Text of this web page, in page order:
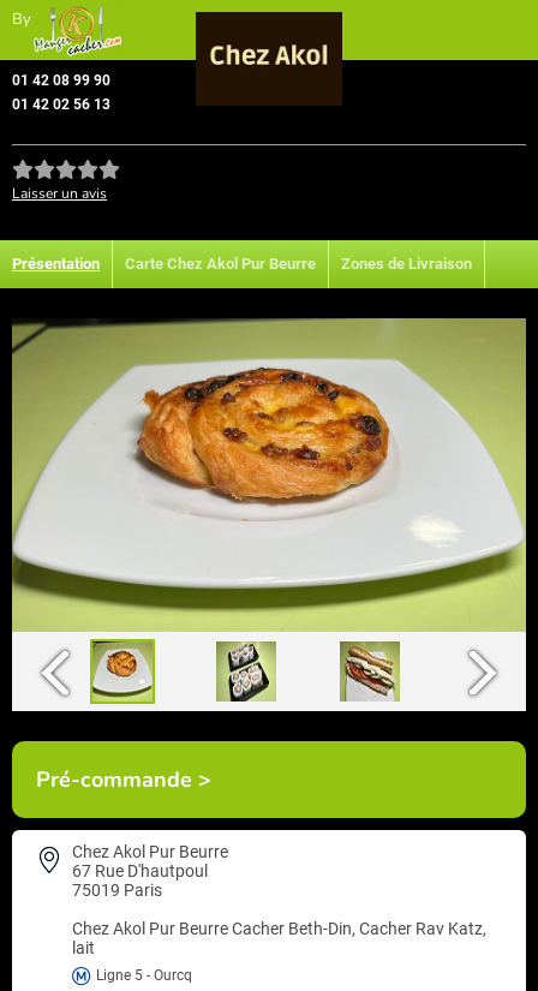
By
01 42 08 99 90
01 42 02 56 13
Laisser un avis
Présentation Carte Chez Akol Pur Beurre Zones de Livraison
Pré-commande >
Chez Akol Pur Beurre
67 Rue D'hautpoul
75019 Paris
Chez Akol Pur BeurreCacher Beth-Din, Cacher Rav Katz,
lait
Ligne 5 - Ourcq